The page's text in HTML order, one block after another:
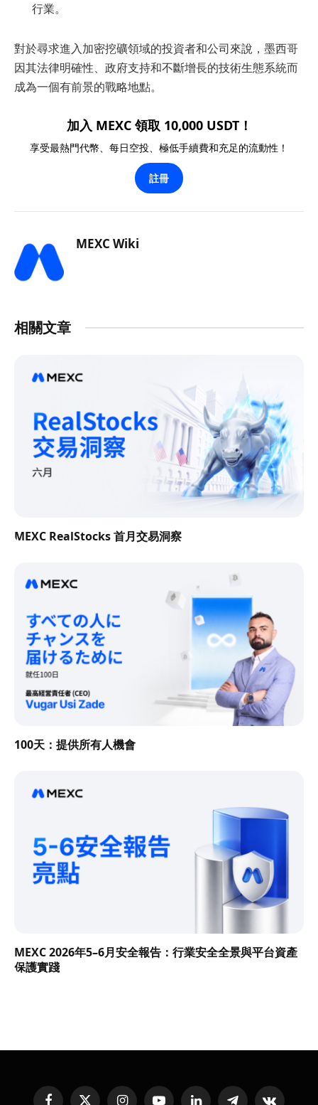
行業。
對於尋求進入加密挖礦領域的投資者和公司來說，墨西哥
因其法律明確性、政府支持和不斷增長的技術生態系統而
成為一個有前景的戰略地點。
加入 MEXC 領取 10,000 USDT！
享受最熱門代幣、每日空投、極低手續費和充足的流動性！
註冊
MEXC Wiki
相關文章
MEXC RealStocks 首月交易洞察
100天：提供所有人機會
MEXC 2026年5–6月安全報告：行業安全全景與平台資產
保護實踐